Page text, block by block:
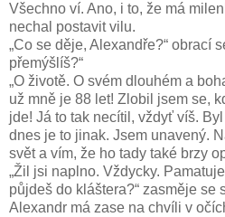
Všechno ví. Ano, i to, že má
nechal postavit vilu.
„Co se děje, Alexandře?“ obrací
přemýšlíš?“
„O životě. O svém dlouhém a
už mně je 88 let! Zlobil jsem se,
jde! Já to tak necítil, vždyť víš.
dnes je to jinak. Jsem unavený.
svět a vím, že ho tady také brzy
„Žil jsi naplno. Vždycky.
půjdeš do kláštera?“ zasměje se
Alexandr má zase na chvíli v